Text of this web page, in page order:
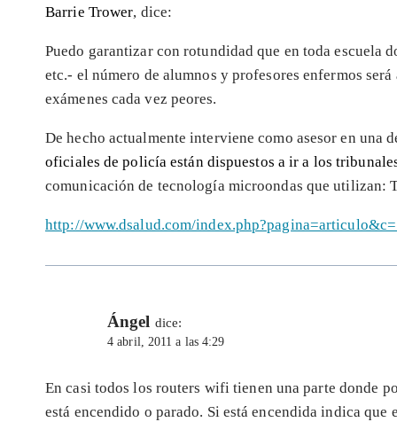
Barrie Trower, dice:
Puedo garantizar con rotundidad que en toda escuela
etc.- el número de alumnos y profesores enfermos
exámenes cada vez peores.
De hecho actualmente interviene como asesor en una
oficiales de policía están dispuestos a ir a los
comunicación de tecnología microondas que utilizan:
http://www.dsalud.com/
Ángel dice:
4 abril, 2011 a las 4:29
En casi todos los routers wifi tienen una parte donde
está encendido o parado. Si está encendida indica